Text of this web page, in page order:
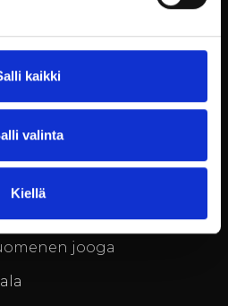
kaikki
valinta
Kiellä
lueskeluun tai vaikkapa
meritähti
jooga